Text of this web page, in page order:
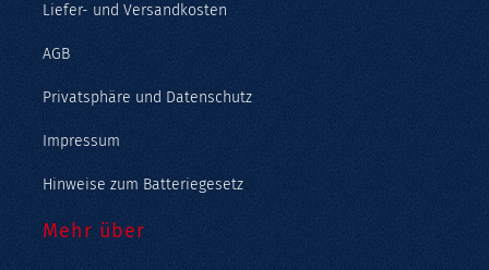
Liefer- und Versandkosten
AGB
Privatsphäre und Datenschutz
Impressum
Hinweise zum Batteriegesetz
Mehr über